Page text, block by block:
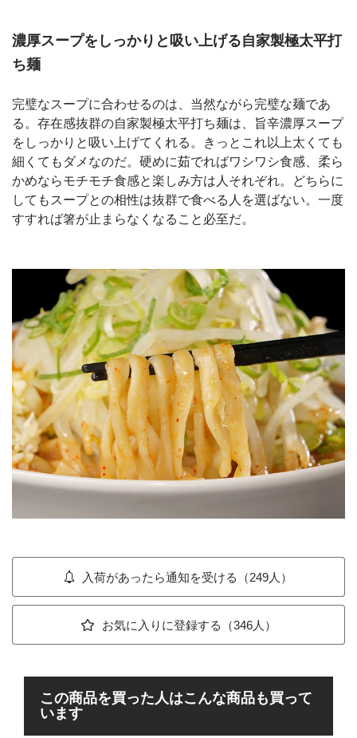
濃厚スープをしっかりと吸い上げる自家製極太平打
ち麺
完璧なスープに合わせるのは、当然ながら完璧な麺であ
る。存在感抜群の自家製極太平打ち麺は、旨辛濃厚スープ
をしっかりと吸い上げてくれる。きっとこれ以上太くても
細くてもダメなのだ。硬めに茹でればワシワシ食感、柔ら
かめならモチモチ食感と楽しみ方は人それぞれ。どちらに
してもスープとの相性は抜群で食べる人を選ばない。一度
すすれば箸が止まらなくなること必至だ。
入荷があったら通知を受ける（249人）
お気に入りに登録する（346人）
この商品を買った人はこんな商品も買って
います